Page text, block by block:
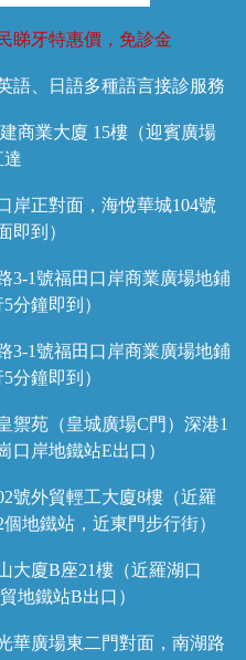
睇牙特惠價，免診金
語、日語多種語言接診服務
商業大廈 15樓（迎賓廣場
達
岸正對面，海悅華城104號
即到）
3-1號福田口岸商業廣場地鋪
分鐘即到）
3-1號福田口岸商業廣場地鋪
分鐘即到）
禦苑（皇城廣場C門）深港1
口岸地鐵站E出口）
號外貿輕工大廈8樓（近羅
地鐵站，近東門步行街）
大廈B座21樓（近羅湖口
地鐵站B出口）
華廣場東二門對面，南湖路